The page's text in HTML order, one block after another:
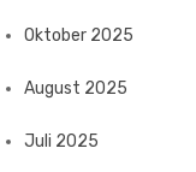
Oktober 2025
August 2025
Juli 2025